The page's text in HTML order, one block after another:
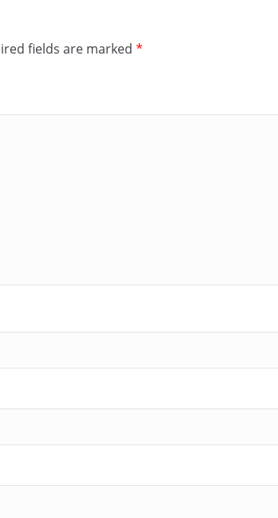
fields are marked *